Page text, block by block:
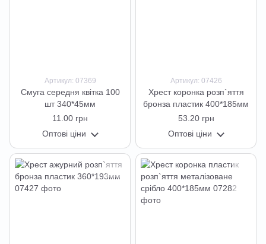
Артикул: 07369
Смуга середня квітка 100
шт 340*45мм
11.00 грн
Оптові ціни
Артикул: 07426
Хрест коронка розп`яття
бронза пластик 400*185мм
53.20 грн
Оптові ціни